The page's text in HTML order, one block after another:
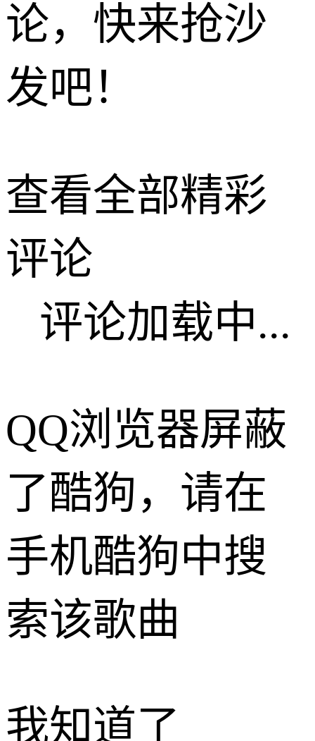
论，快来抢沙
发吧！
查看全部精彩
评论
评论加载中...
QQ浏览器屏蔽
了酷狗，请在
手机酷狗中搜
索该歌曲
我知道了